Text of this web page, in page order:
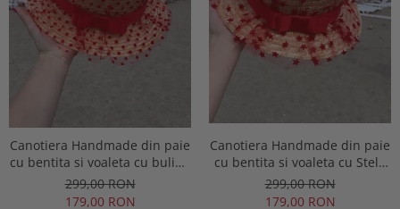
Canotiera Handmade din paie
cu bentita si voaleta cu buline
Rosii
299,00 RON
179,00 RON
Canotiera Handmade din paie
cu bentita si voaleta cu Stele
Rosii
299,00 RON
179,00 RON